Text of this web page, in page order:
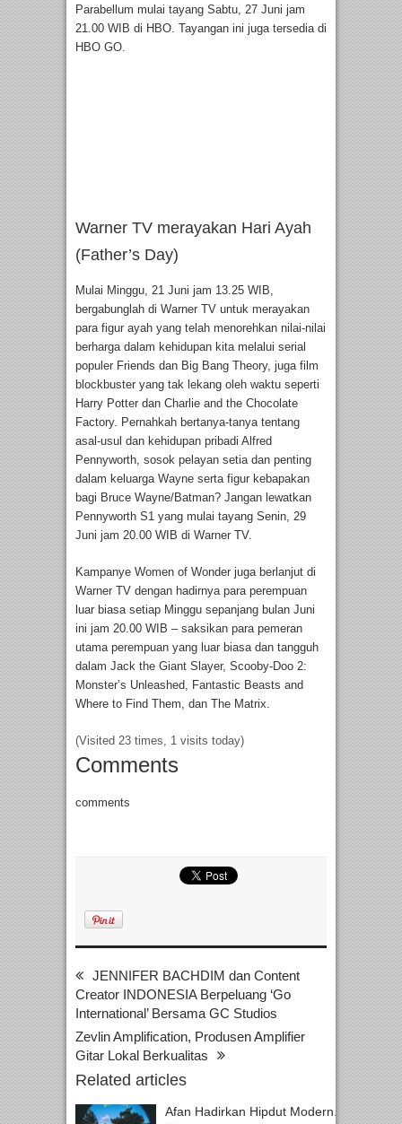
Parabellum mulai tayang Sabtu, 27 Juni jam
21.00 WIB di HBO. Tayangan ini juga tersedia di
HBO GO.
Warner TV merayakan Hari Ayah
(Father’s Day)
Mulai Minggu, 21 Juni jam 13.25 WIB,
bergabunglah di Warner TV untuk merayakan
para figur ayah yang telah menorehkan nilai-nilai
berharga dalam kehidupan kita melalui serial
populer Friends dan Big Bang Theory, juga film
blockbuster yang tak lekang oleh waktu seperti
Harry Potter dan Charlie and the Chocolate
Factory. Pernahkah bertanya-tanya tentang
asal-usul dan kehidupan pribadi Alfred
Pennyworth, sosok pelayan setia dan penting
dalam keluarga Wayne serta figur kebapakan
bagi Bruce Wayne/Batman? Jangan lewatkan
Pennyworth S1 yang mulai tayang Senin, 29
Juni jam 20.00 WIB di Warner TV.
Kampanye Women of Wonder juga berlanjut di
Warner TV dengan hadirnya para perempuan
luar biasa setiap Minggu sepanjang bulan Juni
ini jam 20.00 WIB – saksikan para pemeran
utama perempuan yang luar biasa dan tangguh
dalam Jack the Giant Slayer, Scooby-Doo 2:
Monster’s Unleashed, Fantastic Beasts and
Where to Find Them, dan The Matrix.
(Visited 23 times, 1 visits today)
Comments
comments
JENNIFER BACHDIM dan Content
Creator INDONESIA Berpeluang ‘Go
International’ Bersama GC Studios
Zevlin Amplification, Produsen Amplifier
Gitar Lokal Berkualitas
Related articles
Afan Hadirkan Hipdut Modern...